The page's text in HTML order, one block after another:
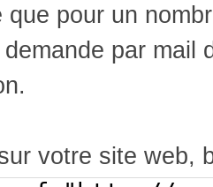
que pour un
par mail
votre site web,